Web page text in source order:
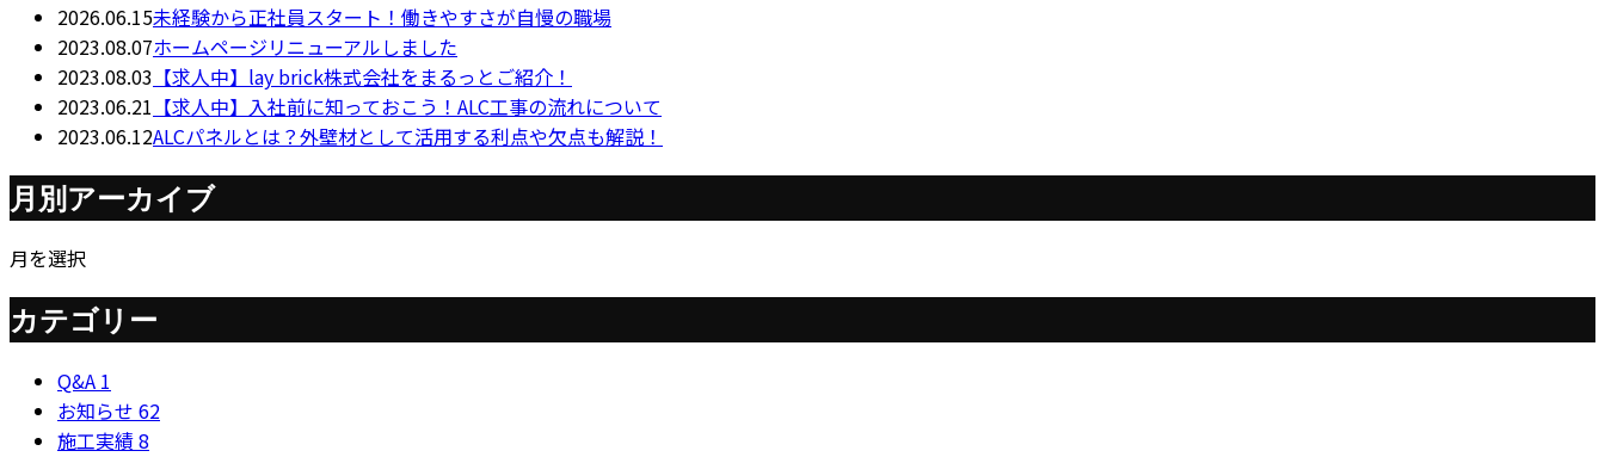
2026.06.15未経験から正社員スタート！働きやすさが自慢の職場
2023.08.07ホームページリニューアルしました
2023.08.03 【求人中】lay brick株式会社をまるっとご紹介！
2023.06.21 【求人中】入社前に知っておこう！ALC工事の流れについて
2023.06.12ALCパネルとは？外壁材として活用する利点や欠点も解説！
月別アーカイブ
月を選択
カテゴリー
Q&A 1
お知らせ 62
施工実績8